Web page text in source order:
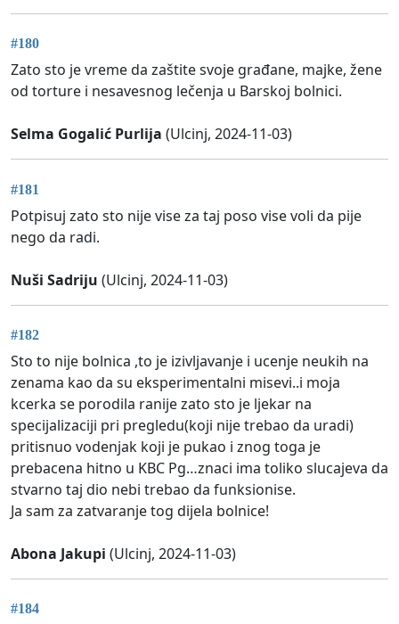
#180
Zato sto je vreme da zaštite svoje građane, majke, žene
od torture i nesavesnog lečenja u Barskoj bolnici.
Selma Gogalić Purlija (Ulcinj, 2024-11-03)
#181
Potpisuj zato sto nije vise za taj poso vise voli da pije
nego da radi.
Nuši Sadriju (Ulcinj, 2024-11-03)
#182
Sto to nije bolnica ,to je izivljavanje i ucenje neukih na
zenama kao da su eksperimentalni misevi..i moja
kcerka se porodila ranije zato sto je ljekar na
specijalizaciji pri pregledu(koji nije trebao da uradi)
pritisnuo vodenjak koji je pukao i znog toga je
prebacena hitno u KBC Pg…znaci ima toliko slucajeva da
stvarno taj dio nebi trebao da funksionise.
Ja sam za zatvaranje tog dijela bolnice!
Abona Jakupi (Ulcinj, 2024-11-03)
#184